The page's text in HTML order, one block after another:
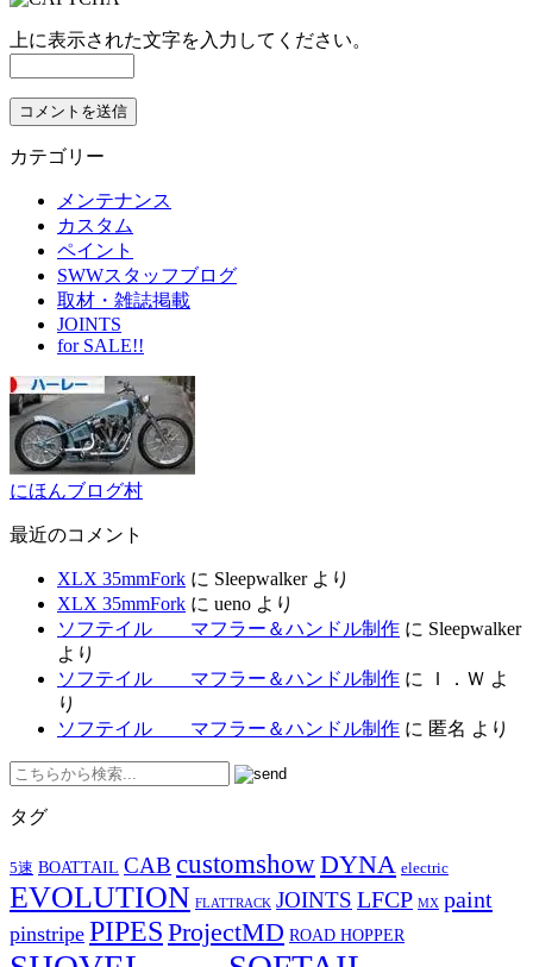
上に表示された文字を入力してください。
カテゴリー
メンテナンス
カスタム
ペイント
SWWスタッフブログ
取材・雑誌掲載
JOINTS
for SALE!!
にほんブログ村
最近のコメント
XLX 35mmFork に Sleepwalkerより
XLX 35mmFork に ueno より
ソフテイル マフラー＆ハンドル制作 に Sleepwalker
より
ソフテイル マフラー＆ハンドル制作 に Ｉ．Ｗ よ
り
ソフテイル マフラー＆ハンドル制作 に 匿名 より
タグ
5速 BOATTAIL CAB customshowDYNA electric
EVOLUTION FLATTRACK JOINTS LFCP MX paint
pinstripe PIPES ProjectMD ROAD HOPPER